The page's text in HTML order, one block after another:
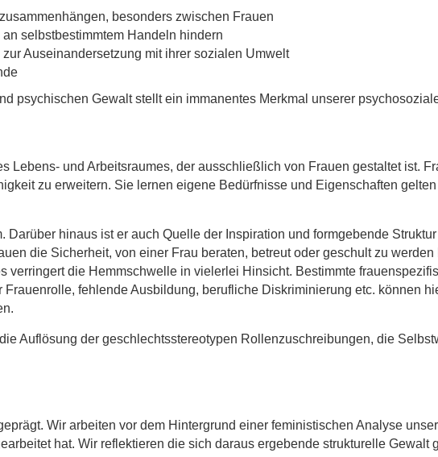
besonders zwischen Frauen
selbstbestimmtem Handeln hindern
Auseinandersetzung mit ihrer sozialen Umwelt
psychischen Gewalt stellt ein immanentes Merkmal unserer
Lebens- und Arbeitsraumes, der ausschließlich von Frauen gestaltet ist.
zu erweitern. Sie lernen eigene Bedürfnisse und Eigenschaften
Darüber hinaus ist er auch Quelle der Inspiration und formgebende
die Sicherheit, von einer Frau beraten, betreut oder geschult zu
verringert die Hemmschwelle in vielerlei Hinsicht. Bestimmte
fehlende Ausbildung, berufliche Diskriminierung etc. können
Auflösung der geschlechtsstereotypen Rollenzuschreibungen, die
Wir arbeiten vor dem Hintergrund einer feministischen Analyse
hat. Wir reflektieren die sich daraus ergebende strukturelle Gewalt